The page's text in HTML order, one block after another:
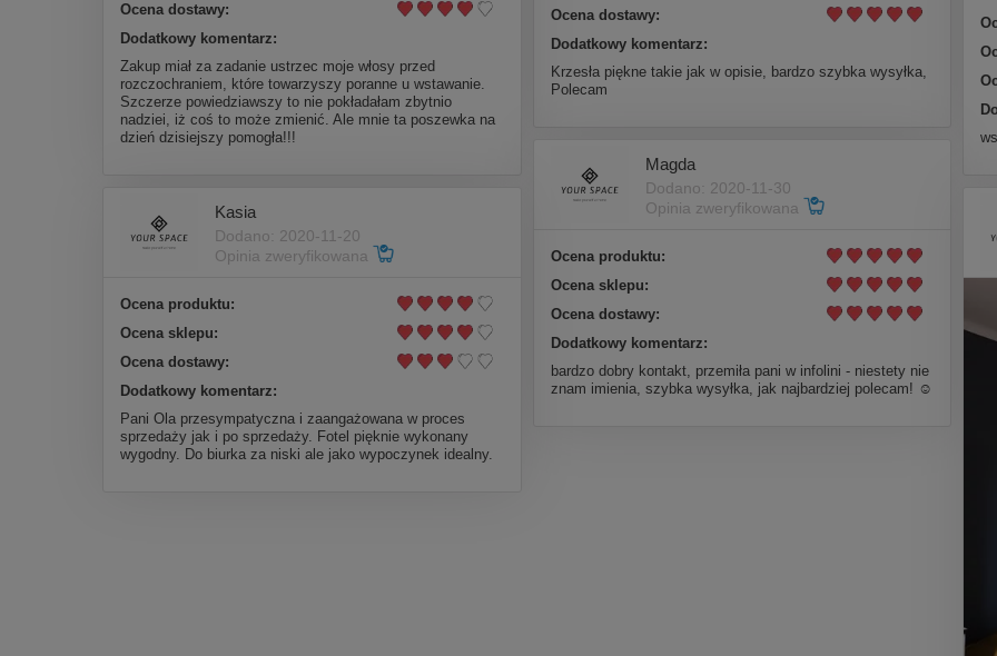
Ocena dostawy:
Dodatkowy komentarz:
Krzesła piękne takie jak w opisie, bardzo szybka wysyłka,
Polecam
Ocena dostawy:
Dodatkowy komentarz:
Zakup miał za zadanie ustrzec moje włosy przed
rozczochraniem, które towarzyszy poranne u wstawanie.
Szczerze powiedziawszy to nie pokładałam zbytnio
nadziei, iż coś to może zmienić. Ale mnie ta poszewka na
dzień dzisiejszy pomogła!!!
Magda
Dodano: 2020-11-30
Opinia zweryfikowana
Ocena produktu:
Ocena sklepu:
Ocena dostawy:
Dodatkowy komentarz:
bardzo dobry kontakt, przemiła pani w infolini - niestety nie
znam imienia, szybka wysyłka, jak najbardziej polecam! ☺️
Kasia
Dodano: 2020-11-20
Opinia zweryfikowana
Ocena produktu:
Ocena sklepu:
Ocena dostawy:
Dodatkowy komentarz:
Pani Ola przesympatyczna i zaangażowana w proces
sprzedaży jak i po sprzedaży. Fotel pięknie wykonany
wygodny. Do biurka za niski ale jako wypoczynek idealny.